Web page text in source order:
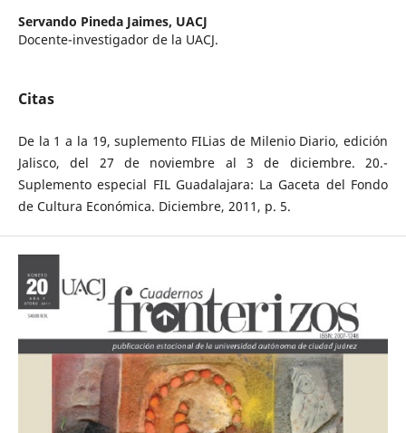
Servando Pineda Jaimes, UACJ
Docente-investigador de la UACJ.
Citas
De la 1 a la 19, suplemento FILias de Milenio Diario, edición
Jalisco, del 27 de noviembre al 3 de diciembre. 20.-
Suplemento especial FIL Guadalajara: La Gaceta del Fondo
de Cultura Económica. Diciembre, 2011, p. 5.